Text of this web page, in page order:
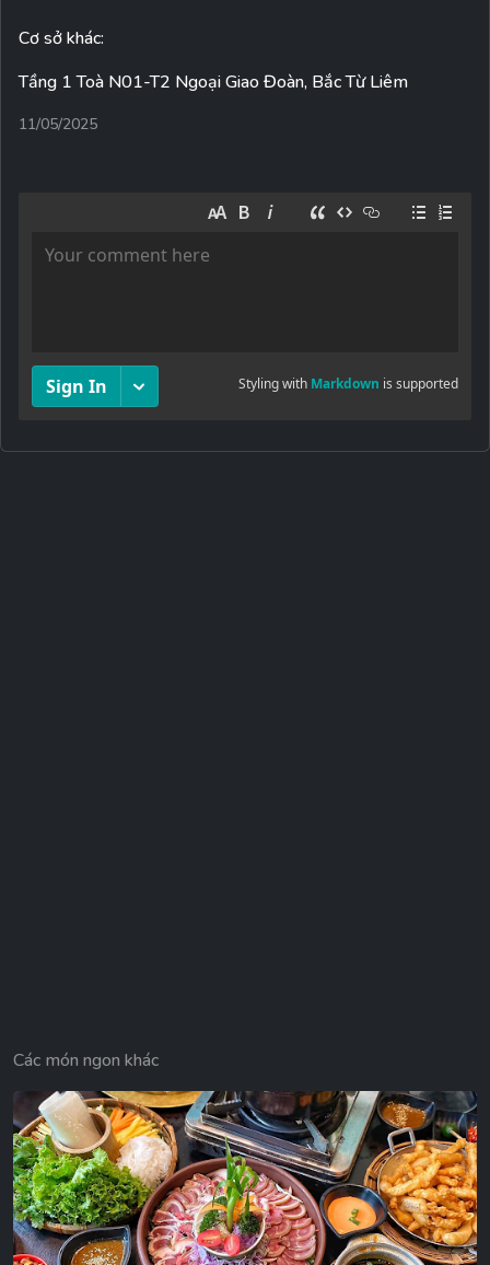
Cơ sở khác:
Tầng 1 Toà N01-T2 Ngoại Giao Đoàn, Bắc Từ Liêm
11/05/2025
Các món ngon khác